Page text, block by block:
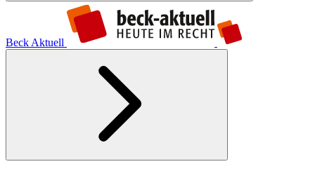
Beck Aktuell